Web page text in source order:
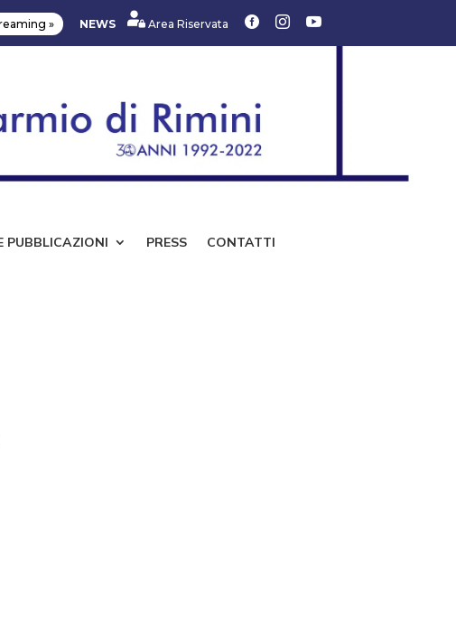
» NEWS Area Riservata   
PUBBLICAZIONI PRESS CONTATTI